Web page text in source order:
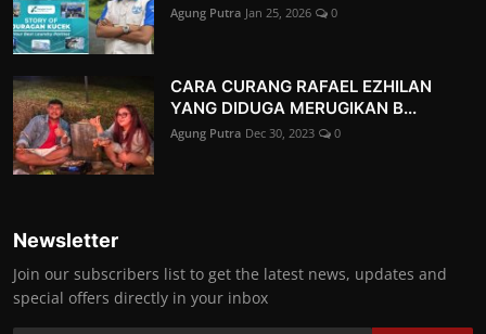
Agung Putra Jan 25, 2026 0
CARA CURANG RAFAEL EZHILAN
YANG DIDUGA MERUGIKAN B...
Agung Putra Dec 30, 2023 0
Newsletter
Join our subscribers list to get the latest news, updates and
special offers directly in your inbox